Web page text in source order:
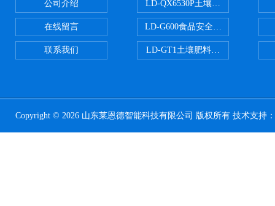
公司介绍
在线留言
联系我们
LD-QX6530P土壤氧化还原电位检
LD-G600食品安全检测仪
LD-GT1土壤肥料养分检测仪
Copyright © 2026 山东莱恩德智能科技有限公司 版权所有 技术支持：